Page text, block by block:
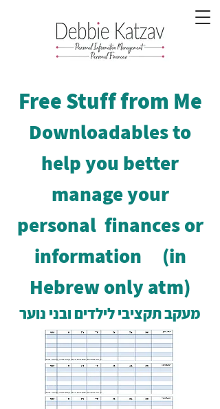
Free Stuff from Me
Downloadables to
help you better
manage your
personal finances or
information (in
Hebrew only atm)
מעקב תקציבי לילדים ובני נוער